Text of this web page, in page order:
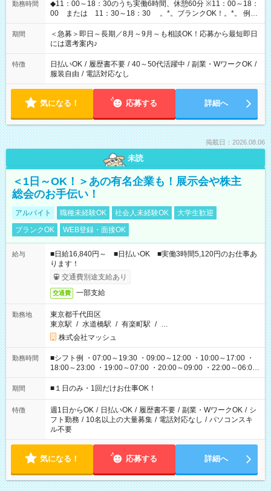
勤務時間
◆11：00～18：30のうち実働6時間、休憩60分 ※11：00～18：
00 または 11：30～18：30 。*。ブランクOK！。*。 例え
ば前職が、 在宅/財団法人/事務/コールセンター/受付/販売/カフェ
スタッフ スイーツ販売/ホテルフロント/化粧品販売/など 様々な
業界から入社して活躍されています♪
期間
＜急募＞即日～長期／8月～9月～も相談OK！応募から最短即日
には選考案内♪
特徴 日払いOK / 履歴書不要 / 40～50代活躍中 / 副業・WワークOK /
服装自由 / 電話対応なし
気になる！ 応募する 詳細へ
掲載日：2026.08.06
未読
＜1日～OK！＞あの有名企業も！展示会や株主
総会のお手伝い！
アルバイト 職種未経験OK 社会人未経験OK
大学生歓迎
ブランクOK
WEB登録・面接OK
給与
■日給16,840円～ ■日払いOK ■実働3時間5,120円のお仕事あ
ります！
交通費別途支給あり
交通費 一部支給
勤務地
東京都千代田区
東京駅 / 水道橋駅 / 有楽町駅 / …
株式会社マッシュ
勤務時間
■シフト例 ・07:00～19:30 ・09:00～12:00 ・10:00～17:00 ・
18:00～23:00 ・19:00～07:00 ・20:00～09:00 ・22:00～06:00
etc ★最短で3時間で5,120円のお仕事から 15時間で2万円近く稼
げるお仕事も！ ご希望のお時間に合わせてご紹介！ ※シフトは
ください！
期間 ■１日のみ・1回だけお仕事OK！
特徴 週1日からOK / 日払いOK / 履歴書不要 / 副業・WワークOK / シ
フト勤務 / 10名以上の大量募集 / 電話対応なし / パソコンスキ
ル不要
気になる！ 応募する 詳細へ